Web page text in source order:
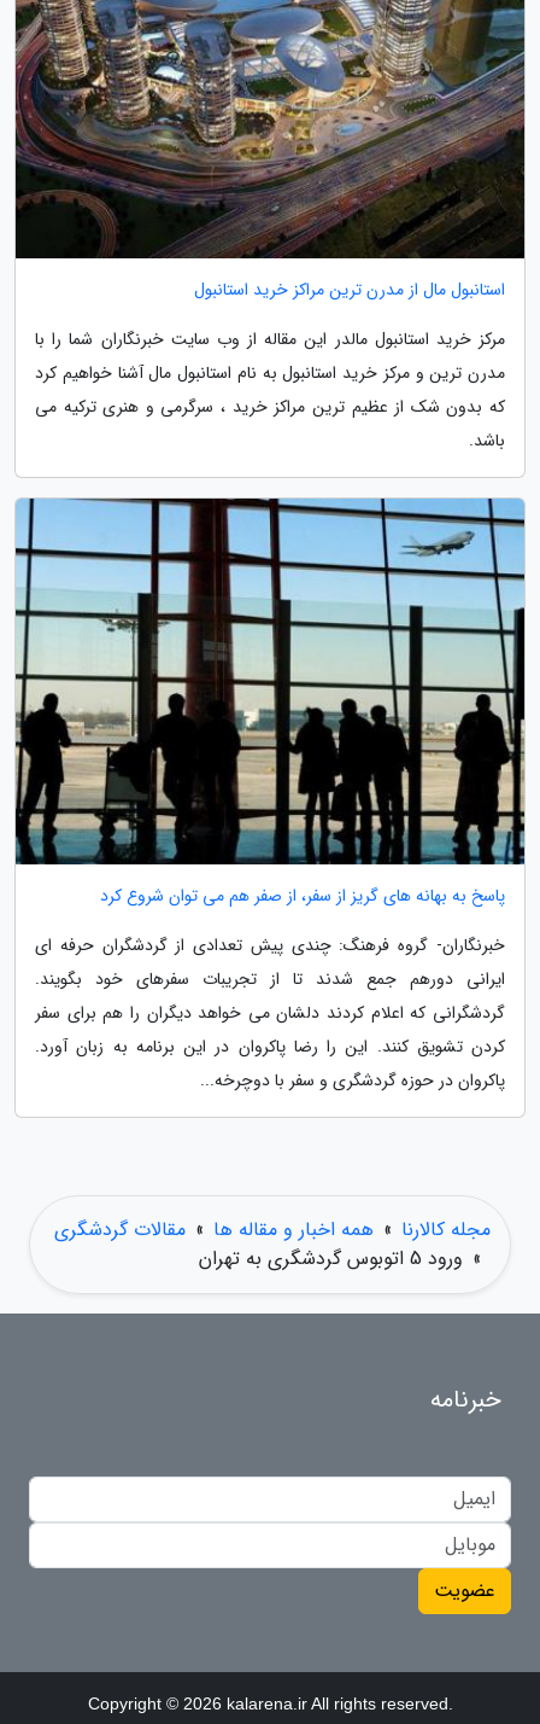
استانبول مال از مدرن ترین مراکز خرید استانبول
مرکز خرید استانبول مالدر این مقاله از وب سایت خبرنگاران شما را با
مدرن ترین و مرکز خرید استانبول به نام استانبول مال آشنا خواهیم کرد
که بدون شک از عظیم ترین مراکز خرید ، سرگرمی و هنری ترکیه می
باشد.
پاسخ به بهانه های گریز از سفر، از صفر هم می توان شروع کرد
خبرنگاران- گروه فرهنگ: چندی پیش تعدادی از گردشگران حرفه ای
ایرانی دورهم جمع شدند تا از تجریبات سفرهای خود بگویند.
گردشگرانی که اعلام کردند دلشان می خواهد دیگران را هم برای سفر
کردن تشویق کنند. این را رضا پاکروان در این برنامه به زبان آورد.
پاکروان در حوزه گردشگری و سفر با دوچرخه...
مجله کالارنا » همه اخبار و مقاله ها » مقالات گردشگری
» ورود 5 اتوبوس گردشگری به تهران
خبرنامه
عضویت
Copyright © 2026 kalarena.ir All rights reserved.